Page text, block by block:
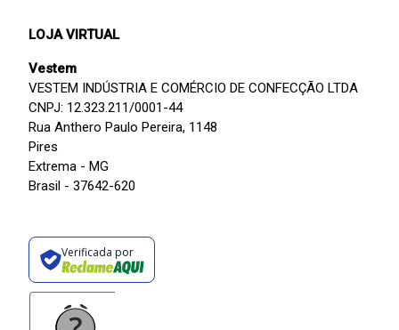
LOJA VIRTUAL
Vestem
VESTEM INDÚSTRIA E COMÉRCIO DE CONFECÇÃO LTDA
CNPJ: 12.323.211/0001-44
Rua Anthero Paulo Pereira, 1148
Pires
Extrema - MG
Brasil - 37642-620
Verificada por